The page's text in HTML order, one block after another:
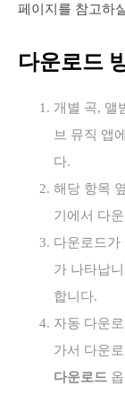
페이지를 참고하
다운로드
개별 곡, 앨
브 뮤직 앱
다.
해당 항목
기에서 다
다운로드가
가 나타납
합니다.
자동 다운
가서 다운
다운로드